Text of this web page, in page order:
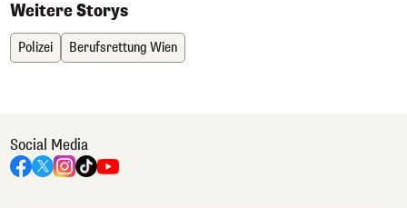
Weitere Storys
Polizei Berufsrettung Wien
Social Media